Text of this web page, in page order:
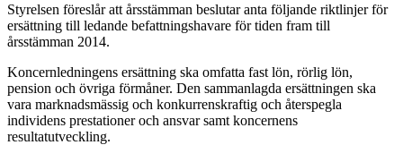
Styrelsen föreslår att årsstämman beslutar anta följande riktlinjer för
ersättning till ledande befattningshavare för tiden fram till
årsstämman 2014.
Koncernledningens ersättning ska omfatta fast lön, rörlig lön,
pension och övriga förmåner. Den sammanlagda ersättningen ska
vara marknadsmässig och konkurrenskraftig och återspegla
individens prestationer och ansvar samt koncernens
resultatutveckling.